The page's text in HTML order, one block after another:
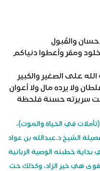
والقَبول
ومقر وأعطوا دنياكم
على الصغير والكبير
ولا يرده مال ولا أعوان
سريرته حسنة فلحظة
في الحياة والموت)،
الشيخ د.عبدالله بن عواد
خطبته الوصية الربانية
هي خير الزاد، وكذلك حث